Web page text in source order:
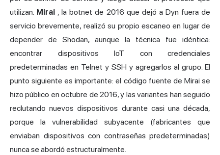
utilizan. Mirai , la botnet de 2016 que dejó a Dyn fuera de
servicio brevemente, realizó su propio escaneo en lugar de
depender de Shodan, aunque la técnica fue idéntica:
encontrar dispositivos IoT con credenciales
predeterminadas en Telnet y SSH y agregarlos al grupo. El
punto siguiente es importante: el código fuente de Mirai se
hizo público en octubre de 2016, y las variantes han seguido
reclutando nuevos dispositivos durante casi una década,
porque la vulnerabilidad subyacente (fabricantes que
enviaban dispositivos con contraseñas predeterminadas)
nunca se abordó estructuralmente.